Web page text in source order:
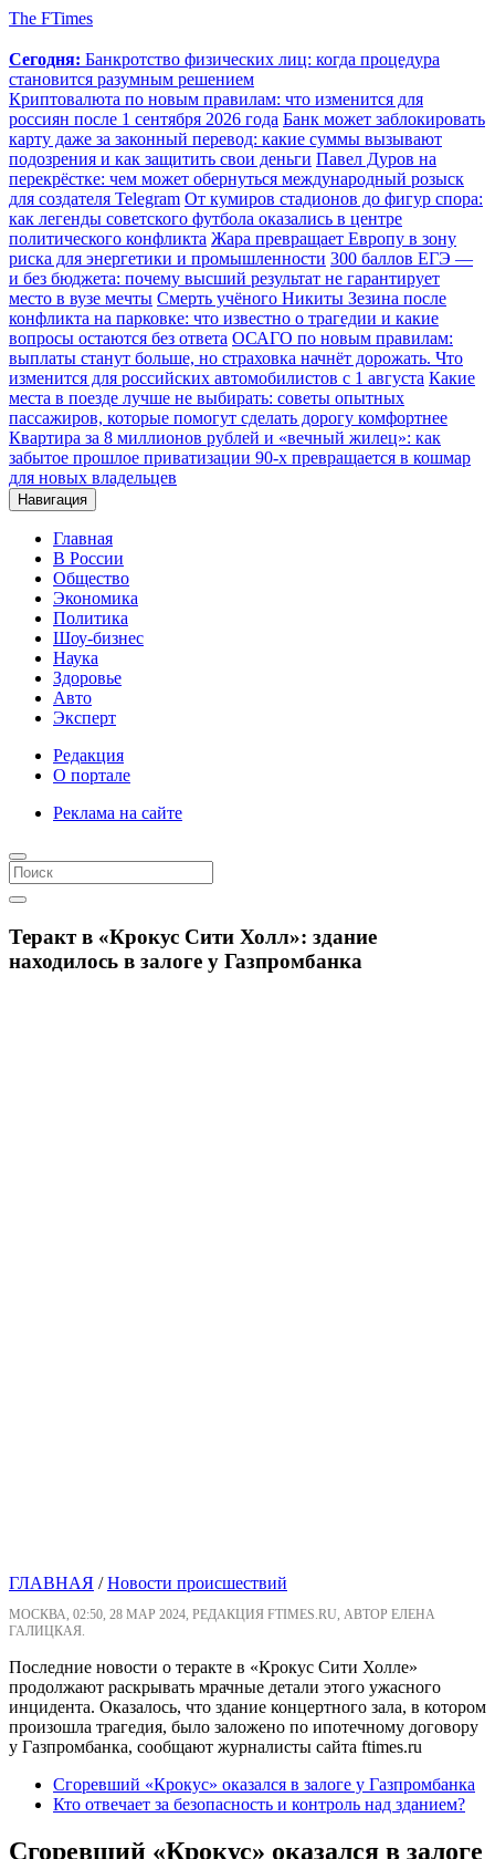
The FTimes
Сегодня: Банкротство физических лиц: когда процедура
становится разумным решением
Криптовалюта по новым правилам: что изменится для
россиян после 1 сентября 2026 года Банк может заблокировать
карту даже за законный перевод: какие суммы вызывают
подозрения и как защитить свои деньги Павел Дуров на
перекрёстке: чем может обернуться международный розыск
для создателя Telegram От кумиров стадионов до фигур спора:
как легенды советского футбола оказались в центре
политического конфликта Жара превращает Европу в зону
риска для энергетики и промышленности 300 баллов ЕГЭ —
и без бюджета: почему высший результат не гарантирует
место в вузе мечты Смерть учёного Никиты Зезина после
конфликта на парковке: что известно о трагедии и какие
вопросы остаются без ответа ОСАГО по новым правилам:
выплаты станут больше, но страховка начнёт дорожать. Что
изменится для российских автомобилистов с 1 августа Какие
места в поезде лучше не выбирать: советы опытных
пассажиров, которые помогут сделать дорогу комфортнее
Квартира за 8 миллионов рублей и «вечный жилец»: как
забытое прошлое приватизации 90-х превращается в кошмар
для новых владельцев
Навигация
Главная
В России
Общество
Экономика
Политика
Шоу-бизнес
Наука
Здоровье
Авто
Эксперт
Редакция
О портале
Реклама на сайте
Теракт в «Крокус Сити Холл»: здание
находилось в залоге у Газпромбанка
ГЛАВНАЯ /Новости происшествий
МОСКВА, 02:50, 28 МАР 2024, РЕДАКЦИЯ FTIMES.RU, АВТОР ЕЛЕНА
ГАЛИЦКАЯ.
Последние новости о теракте в «Крокус Сити Холле»
продолжают раскрывать мрачные детали этого ужасного
инцидента. Оказалось, что здание концертного зала, в котором
произошла трагедия, было заложено по ипотечному договору
у Газпромбанка, сообщают журналисты сайта ftimes.ru
Сгоревший «Крокус» оказался в залоге у Газпромбанка
Кто отвечает за безопасность и контроль над зданием?
Сгоревший «Крокус» оказался в залоге